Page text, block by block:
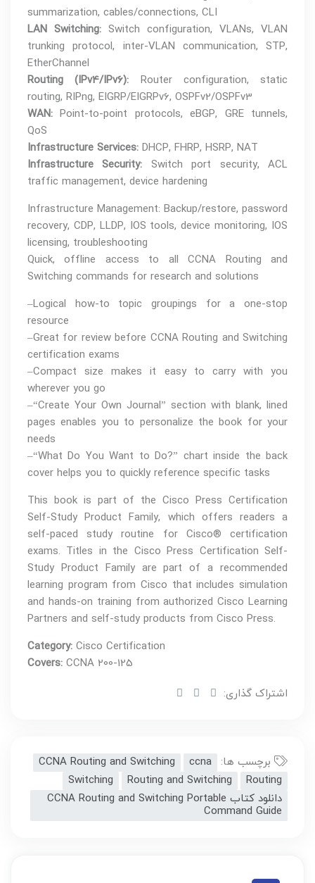
summarization, cables/connections, CLI
LAN Switching: Switch configuration, VLANs, VLAN
trunking protocol, inter-VLAN communication, STP,
EtherChannel
Routing (IPv4/IPv6): Router configuration, static
routing, RIPng, EIGRP/EIGRPv6, OSPFv2/OSPFv3
WAN:Point-to-point protocols, eBGP, GRE tunnels,
QoS
Infrastructure Services: DHCP, FHRP, HSRP, NAT
Infrastructure Security: Switch port security, ACL
traffic management, device hardening
Infrastructure Management: Backup/restore, password
recovery, CDP, LLDP, IOS tools, device monitoring, IOS
licensing, troubleshooting
Quick, offline access to all CCNA Routing and
Switching commands for research and solutions
–Logical how-to topic groupings for a one-stop
resource
–Great for review before CCNA Routing and Switching
certification exams
–Compact size makes it easy to carry with you
wherever you go
–“Create Your Own Journal” section with blank, lined
pages enables you to personalize the book for your
needs
–“What Do You Want to Do?” chart inside the back
cover helps you to quickly reference specific tasks
This book is part of the Cisco Press Certification
Self-Study Product Family, which offers readers a
self-paced study routine for Cisco® certification
exams. Titles in the Cisco Press Certification Self-
Study Product Family are part of a recommended
learning program from Cisco that includes simulation
and hands-on training from authorized Cisco Learning
Partners and self-study products from Cisco Press.
Category: Cisco Certification
Covers: CCNA 200-125
اشتراک گذاری:
برچسب ها: ccna
CCNA Routing and Switching
Routing
Routing and Switching
Switching
دانلود کتاب CCNA Routing and Switching Portable
Command Guide